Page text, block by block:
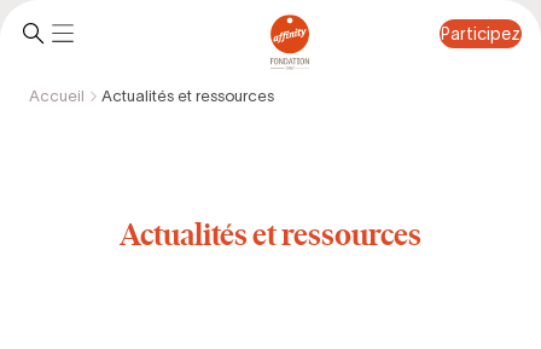
Participez
Accueil Actualités et ressources
Actualités et ressources